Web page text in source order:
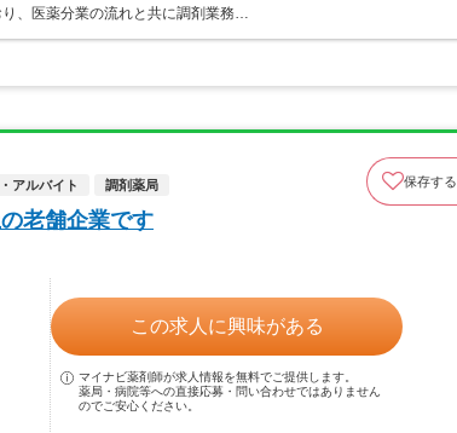
、医薬分業の流れと共に調剤業務…
アルバイト 調剤薬局 保存する
老舗企業です
この求人に興味がある
マイナビ薬剤師が求人情報を無料でご提供します。
薬局・病院等への直接応募・問い合わせではありません
のでご安心ください。